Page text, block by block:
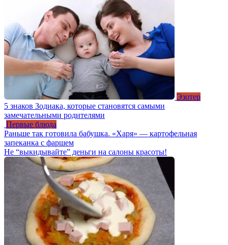
Эзотер
5 знаков Зодиака, которые становятся самыми
замечательными родителями
Первые блюда
Раньше так готовила бабушка. «Харя» — картофельная
запеканка с фаршем
Не “выкидывайте” деньги на салоны красоты!